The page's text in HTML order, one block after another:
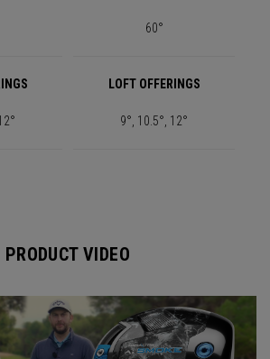
60°
LOFT OFFERINGS
9°, 10.5°, 12°
PRODUCT VIDEO